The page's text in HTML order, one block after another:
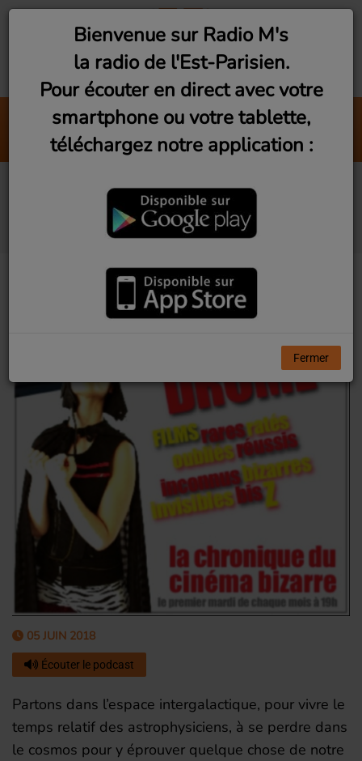
Montreuil : Troc vert des
Radio M's (Caroline)
CINÉDROME #3 –
IKARIE XB 1
05 JUIN 2018
Écouter le podcast
Partons dans l’espace intergalactique, pour vivre le
temps relatif des astrophysiciens, à se perdre dans
le cosmos pour y éprouver quelque chose de notre
Bienvenue sur Radio M's
la radio de l'Est-Parisien.
Pour écouter en direct avec votre
smartphone ou votre tablette,
téléchargez notre application :
Fermer